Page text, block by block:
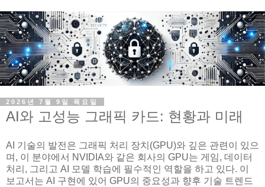
2026년 7월 9일 목요일
AI와 고성능 그래픽 카드: 현황과 미래
AI 기술의 발전은 그래픽 처리 장치(GPU)와 깊은 관련이 있으
며, 이 분야에서 NVIDIA와 같은 회사의 GPU는 게임, 데이터
처리, 그리고 AI 모델 학습에 필수적인 역할을 하고 있다. 이
보고서는 AI 구현에 있어 GPU의 중요성과 향후 기술 트렌드